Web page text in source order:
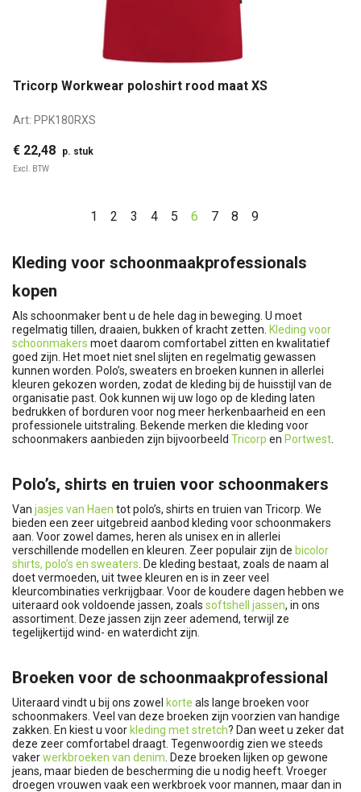
Tricorp Workwear poloshirt rood maat XS
Art: PPK180RXS
€ 22,48 p. stuk
Excl. BTW
1 2 3 4 5 6 7 8 9
Kleding voor schoonmaakprofessionals
kopen
Als schoonmaker bent u de hele dag in beweging. U moet
regelmatig tillen, draaien, bukken of kracht zetten. Kleding voor
schoonmakers moet daarom comfortabel zitten en kwalitatief
goed zijn. Het moet niet snel slijten en regelmatig gewassen
kunnen worden. Polo’s, sweaters en broeken kunnen in allerlei
kleuren gekozen worden, zodat de kleding bij de huisstijl van de
organisatie past. Ook kunnen wij uw logo op de kleding laten
bedrukken of borduren voor nog meer herkenbaarheid en een
professionele uitstraling. Bekende merken die kleding voor
schoonmakers aanbieden zijn bijvoorbeeld Tricorp en Portwest
Polo’s, shirts en truien voor schoonmakers
Van jasjes van Haen tot polo’s, shirts en truien van Tricorp. We
bieden een zeer uitgebreid aanbod kleding voor schoonmakers
aan. Voor zowel dames, heren als unisex en in allerlei
verschillende modellen en kleuren. Zeer populair zijn de bicolor
shirts, polo’s en sweaters . De kleding bestaat, zoals de naam al
doet vermoeden, uit twee kleuren en is in zeer veel
kleurcombinaties verkrijgbaar. Voor de koudere dagen hebben we
uiteraard ook voldoende jassen, zoals softshell jassen, in ons
assortiment. Deze jassen zijn zeer ademend, terwijl ze
tegelijkertijd wind- en waterdicht zijn.
Broeken voor de schoonmaakprofessional
Uiteraard vindt u bij ons zowel korte als lange broeken voor
schoonmakers. Veel van deze broeken zijn voorzien van handige
zakken. En kiest u voorkleding met stretch? Dan weet u zeker dat
deze zeer comfortabel draagt. Tegenwoordig zien we steeds
vakerwerkbroeken van denim . Deze broeken lijken op gewone
jeans, maar bieden de bescherming die u nodig heeft. Vroeger
droegen vrouwen vaak een werkbroek voor mannen, maar dan in